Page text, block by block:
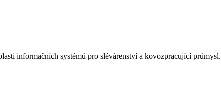
informačních systémů pro slévárenství a kovozpracující průmysl.